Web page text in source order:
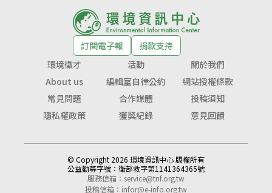
訂閱電子報
捐款支持
環境徵才
活動
關於我們
About us
編輯室自律公約
網站授權條款
常見問題
合作媒體
投稿須知
隱私權政策
獲獎紀錄 意見回饋
© Copyright 2026 環境資訊中心 版權所有
公益勸募字號： 衛部救字第1141364365號
服務信箱： service@tnf.org.tw
投稿信箱： infor@e-info.org.tw